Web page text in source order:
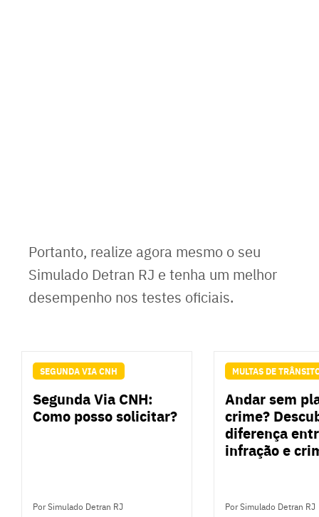
Portanto, realize agora mesmo o seu
Simulado Detran RJ e tenha um melhor
desempenho nos testes oficiais.
SEGUNDA VIA CNH
Segunda Via CNH:
Como posso solicitar?
Por Simulado Detran RJ
MULTAS DE
Andar sem
crime?
diferença
infração e
Por Simulado Detran RJ